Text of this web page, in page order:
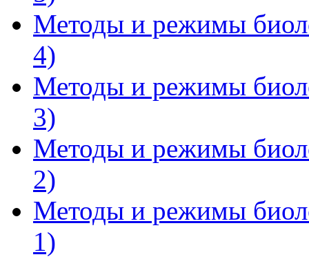
Методы и режимы
4)
Методы и режимы
3)
Методы и режимы
2)
Методы и режимы
1)